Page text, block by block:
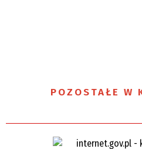
POZOSTAŁE W